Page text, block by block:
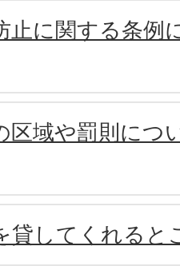
止に関する条例
区域や罰則につ
貸してくれると